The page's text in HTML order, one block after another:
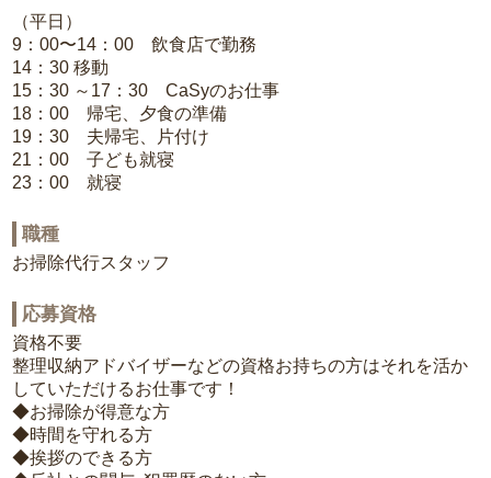
（平日）
9：00〜14：00 飲食店で勤務
14：30 移動
15：30 ～17：30 CaSyのお仕事
18：00 帰宅、夕食の準備
19：30 夫帰宅、片付け
21：00 子ども就寝
23：00 就寝
職種
お掃除代行スタッフ
応募資格
資格不要
整理収納アドバイザーなどの資格お持ちの方はそれを活か
していただけるお仕事です！
◆お掃除が得意な方
◆時間を守れる方
◆挨拶のできる方